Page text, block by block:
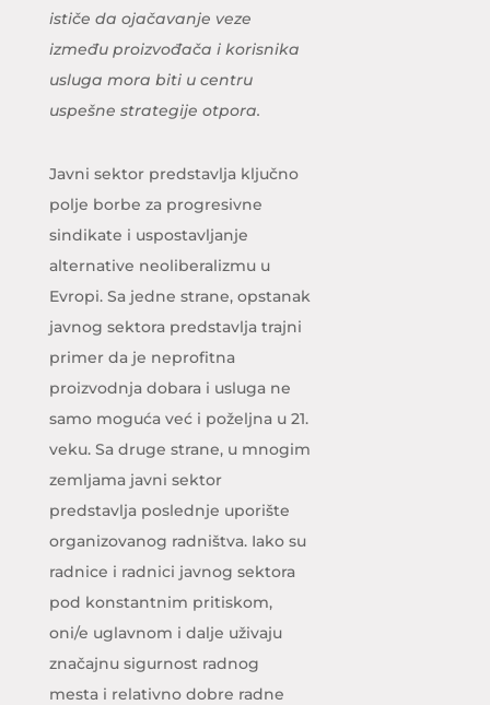
ističe da ojačavanje veze
između proizvođača i korisnika
usluga mora biti u centru
uspešne strategije otpora.
Javni sektor predstavlja ključno
polje borbe za progresivne
sindikate i uspostavljanje
alternative neoliberalizmu u
Evropi. Sa jedne strane, opstanak
javnog sektora predstavlja trajni
primer da je neprofitna
proizvodnja dobara i usluga ne
samo moguća već i poželjna u 21.
veku. Sa druge strane, u mnogim
zemljama javni sektor
predstavlja poslednje uporište
organizovanog radništva. Iako su
radnice i radnici javnog sektora
pod konstantnim pritiskom,
oni/e uglavnom i dalje uživaju
značajnu sigurnost radnog
mesta i relativno dobre radne